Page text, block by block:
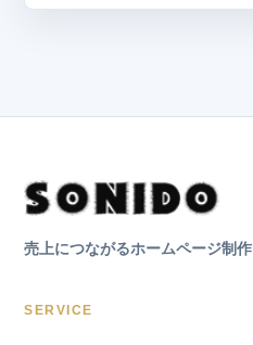
売上につながるホームページ制作
SERVICE